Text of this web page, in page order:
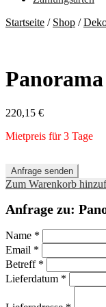
Startseite / Shop /
220,15 €
Mietpreis für 3 Tage
Anfrage senden
Zum Warenkorb
Anfrage zu:
Name *
Email *
Betreff *
Lieferdatum *